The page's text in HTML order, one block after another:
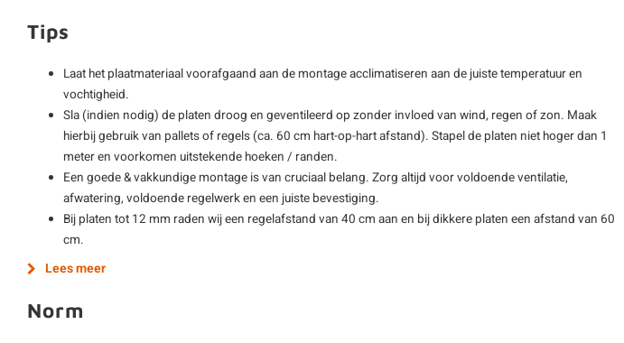
Tips
Laat het plaatmateriaal voorafgaand aan de montage acclimatiseren aan de juiste temperatuur en
vochtigheid.
Sla (indien nodig) de platen droog en geventileerd op zonder invloed van wind, regen of zon. Maak
hierbij gebruik van pallets of regels (ca. 60 cm hart-op-hart afstand). Stapel de platen niet hoger dan 1
meter en voorkomen uitstekende hoeken / randen.
Een goede & vakkundige montage is van cruciaal belang. Zorg altijd voor voldoende ventilatie,
afwatering, voldoende regelwerk en een juiste bevestiging.
Bij platen tot 12 mm raden wij een regelafstand van 40 cm aan en bij dikkere platen een afstand van 60
cm.
Lees meer
Norm